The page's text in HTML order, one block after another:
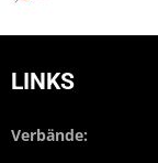
LINKS
Verbände: